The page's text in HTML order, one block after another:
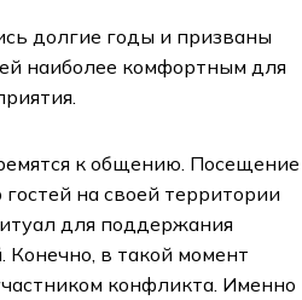
долгие годы и призваны
наиболее комфортным для
к общению. Посещение
на своей территории
для поддержания
в такой момент
конфликта. Именно